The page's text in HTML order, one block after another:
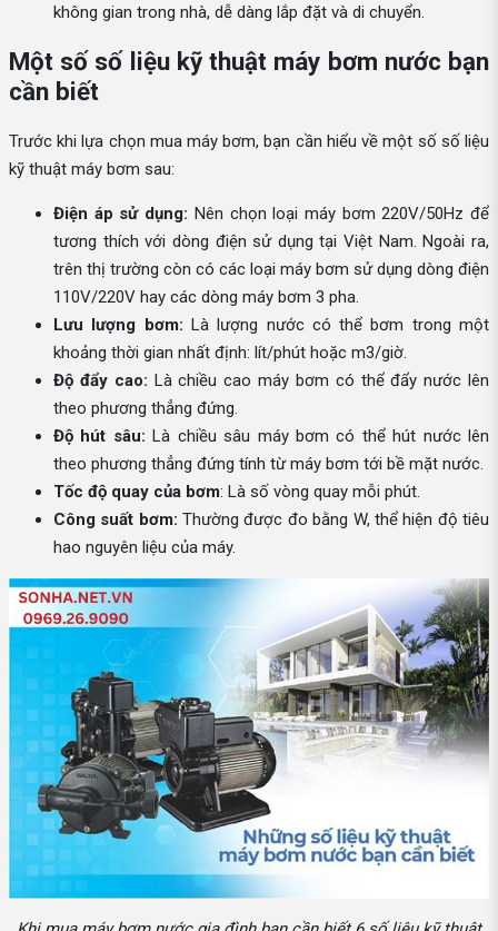
không gian trong nhà, dễ dàng lắp đặt và di chuyển.
Một số số liệu kỹ thuật máy bơm nước bạn
cần biết
Trước khi lựa chọn mua máy bơm, bạn cần hiểu về một số số liệu
kỹ thuật máy bơm sau:
Điện áp sử dụng: Nên chọn loại máy bơm 220V/50Hz để
tương thích với dòng điện sử dụng tại Việt Nam. Ngoài ra,
trên thị trường còn có các loại máy bơm sử dụng dòng điện
110V/220V hay các dòng máy bơm 3 pha.
Lưu lượng bơm: Là lượng nước có thể bơm trong một
khoảng thời gian nhất định: lít/phút hoặc m3/giờ.
Độ đẩy cao: Là chiều cao máy bơm có thể đẩy nước lên
theo phương thẳng đứng.
Độ hút sâu: Là chiều sâu máy bơm có thể hút nước lên
theo phương thẳng đứng tính từ máy bơm tới bề mặt nước.
Tốc độ quay của bơm: Là số vòng quay mỗi phút.
Công suất bơm: Thường được đo bằng W, thể hiện độ tiêu
hao nguyên liệu của máy.